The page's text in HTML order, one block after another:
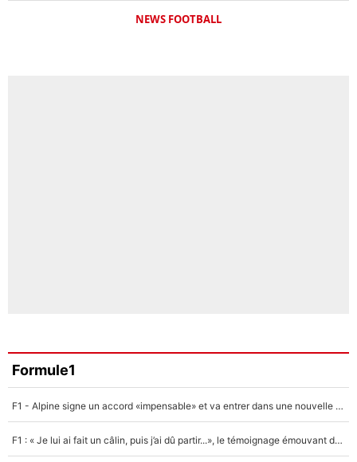
NEWS FOOTBALL
Formule1
F1 - Alpine signe un accord «impensable» et va entrer dans une nouvelle dimension : Grande nouvelle pour Pierre Gasly !
F1 : « Je lui ai fait un câlin, puis j’ai dû partir...», le témoignage émouvant de Max Verstappen sur sa fille